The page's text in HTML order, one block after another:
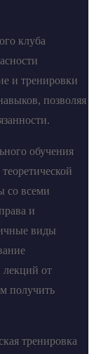
клуба
и тренировки
позволяя
обучения
со всеми
и
виды
лекций от
получить
тренировка